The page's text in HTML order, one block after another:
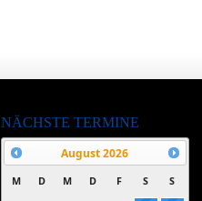
NÄCHSTE TERMINE
August2026
M D M D F S S